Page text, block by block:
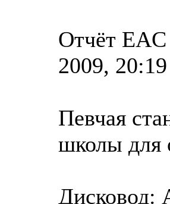
Отчёт
2009, 20:19
Певчая
школы для
Дисковод: